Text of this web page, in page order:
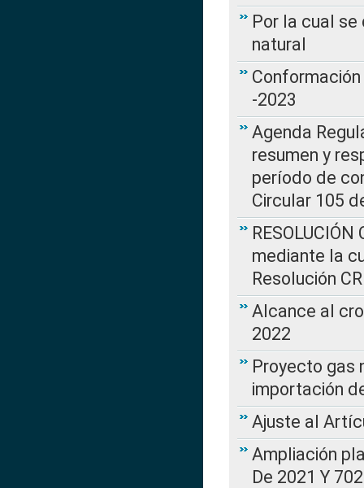
Por la cual
natural
-2023
Agenda
resumen y
período de
Circular 105
mediante la
Resolución
Alcance al
2022
Proyecto gas
importación
Ajuste al
Ampliación
De 2021 Y